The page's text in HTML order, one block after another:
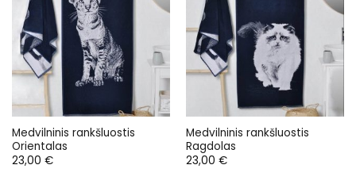
Medvilninis rankšluostis
Orientalas
23,00 €
Medvilninis rankšluostis
Ragdolas
23,00 €